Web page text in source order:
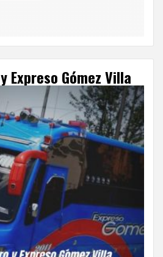
Expreso Gómez Villa